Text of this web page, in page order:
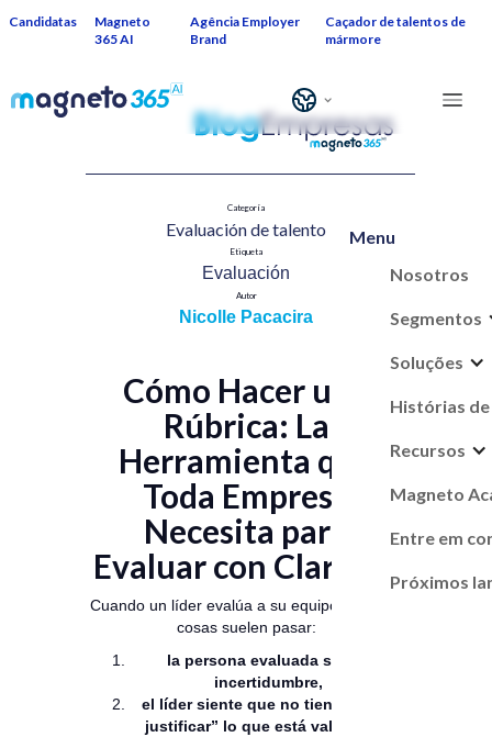
Candidatas
Magneto
365 AI
Agência Employer
Brand
Caçador de talentos de
mármore
Menu
Nosotros
Segmentos
Soluções
Histórias de
Recursos
Magneto
Entre em
Próximos
Categoría
Evaluación de talent​o
Etiqueta
Evaluación
Autor
Nicolle Pacacira
Cómo Hacer una
Rúbrica: La
Herramienta que
Toda Empresa
Necesita para
Evaluar con Claridad
Cuando un líder evalúa a su equipo, hay dos
cosas suelen pasar:
la persona evaluada siente
incertidumbre,
el líder siente que no tiene “cómo
justificar” lo que está valorando.